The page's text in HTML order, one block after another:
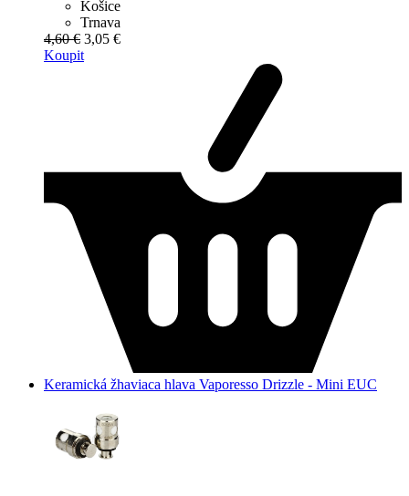
Košice
Trnava
4,60 € 3,05 €
Koupit
Keramická žhaviaca hlava Vaporesso Drizzle - Mini EUC